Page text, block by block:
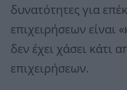
δυνατότητες για
επιχειρήσεων είναι
δεν έχει χάσει
επιχειρήσεων.